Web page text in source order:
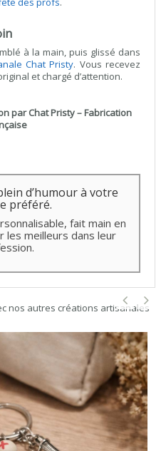
à la main, puis glissé dans
Chat Pristy. Vous recevez
et chargé d’attention.
par Chat Pristy – Fabrication
d’humour à votre
préféré.
fait main en
les meilleurs dans leur
nos autres créations artisanales